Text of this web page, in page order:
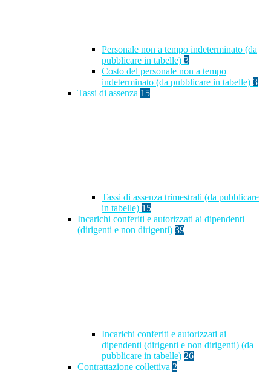
Personale non a tempo indeterminato (da
pubblicare in tabelle) 3
Costo del personale non a tempo
indeterminato (da pubblicare in tabelle) 3
Tassi di assenza 15
Tassi di assenza trimestrali (da pubblicare
in tabelle) 15
Incarichi conferiti e autorizzati ai dipendenti
(dirigenti e non dirigenti) 39
Incarichi conferiti e autorizzati ai
dipendenti (dirigenti e non dirigenti) (da
pubblicare in tabelle) 26
Contrattazione collettiva 2